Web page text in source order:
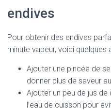
endives
Pour obtenir des endives
minute vapeur, voici quelques
Ajouter une pincée de
donner plus de saveur
Ajouter un peu de jus
l’eau de cuisson pour